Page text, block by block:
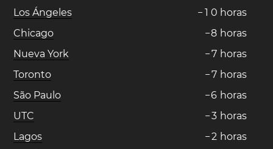
Los Ángeles − 1 0 horas
Chicago
−8 horas
Nueva York
−7 horas
Toronto
−7 horas
São Paulo
−6 horas
UTC
−3 horas
Lagos
−2 horas